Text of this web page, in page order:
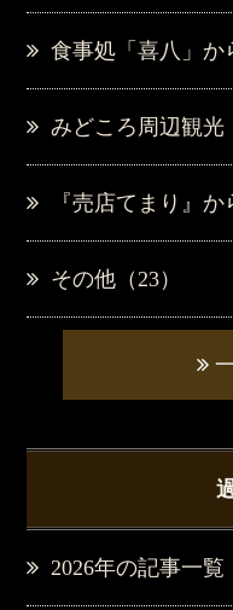
食事処「喜八」か
みどころ周辺観光
『売店てまり』か
その他（23）
2026年の記事一覧